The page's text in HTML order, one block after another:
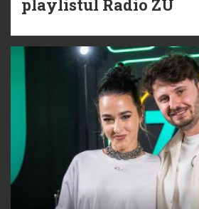
playlistul Radio ZU